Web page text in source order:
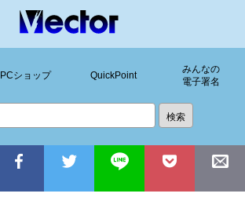
PCショップ QuickPoint
みんなの
電子署名